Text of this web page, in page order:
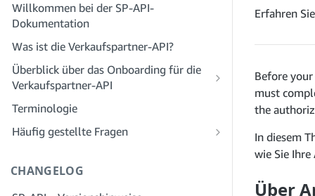
Willkommen bei der SP-API-
Dokumentation
Was ist die Verkaufspartner-API?
Überblick über das Onboarding für die
Verkaufspartner-API
Onboarding als Entwickler
Registrierung vor
Solution Provider Portal
Onboarding als Dienstleister
von Dienstanbietern kennen
Terminologie
Häufig gestellte Fragen
Allgemeines
CHANGELOG
Erfahren
Before your
must
the
In diesem
wie Sie
Über